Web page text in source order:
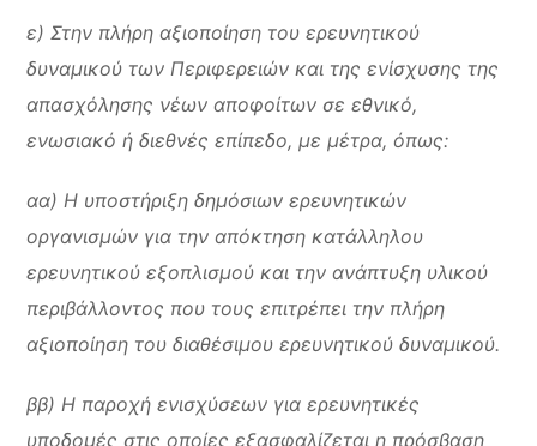
ε) Στην πλήρη αξιοποίηση του ερευνητικού
δυναμικού των Περιφερειών και της ενίσχυσης της
απασχόλησης νέων αποφοίτων σε εθνικό,
ενωσιακό ή διεθνές επίπεδο, με μέτρα, όπως:
αα) Η υποστήριξη δημόσιων ερευνητικών
οργανισμών για την απόκτηση κατάλληλου
ερευνητικού εξοπλισμού και την ανάπτυξη υλικού
περιβάλλοντος που τους επιτρέπει την πλήρη
αξιοποίηση του διαθέσιμου ερευνητικού δυναμικού.
ββ) Η παροχή ενισχύσεων για ερευνητικές
υποδομές στις οποίες εξασφαλίζεται η πρόσβαση